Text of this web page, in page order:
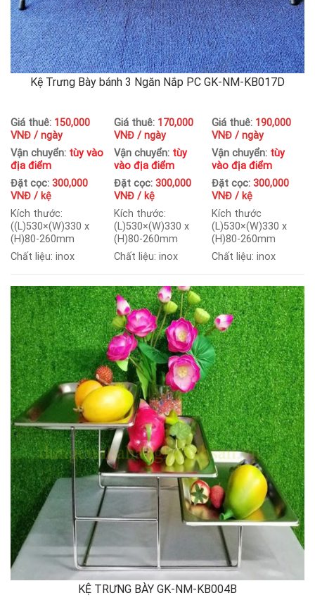
Kệ Trưng Bày bánh 3 Ngăn Nắp PC GK-NM-KB017D
Giá thuê: 150,000
VNĐ / ngày
Vận chuyển: tùy vào
địa điểm
Đặt cọc: 300,000
VNĐ / kệ
Kích thước:
((L)530×(W)330 x
(H)80-260mm
Chất liệu: inox
Giá thuê: 170,000
VNĐ / ngày
Vận chuyển: tùy
vào địa điểm
Đặt cọc:300,000
VNĐ / kệ
Kích thước:
(L)530×(W)330 x
(H)80-260mm
Chất liệu: inox
Giá thuê: 190,000
VNĐ / ngày
Vận chuyển: tùy
vào địa điểm
Đặt cọc:300,000
VNĐ / kệ
Kích thước
(L)530×(W)330 x
(H)80-260mm
Chất liệu: inox
KỆ TRƯNG BÀY GK-NM-KB004B